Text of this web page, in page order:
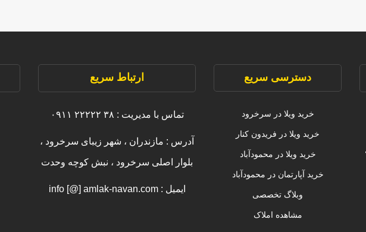
دسترسی سریع
خرید ویلا در سرخرود
خرید ویلا در فریدون کنار
خرید ویلا در محمودآباد
خرید آپارتمان در محمودآباد
وبلاگ تخصصی
مشاهده املاک
ارتباط سریع
تماس با مدیریت : ۳۸ ۲۲۲۲۲ ۰۹۱۱
آدرس : مازندران ، شهر زیبای سرخرود ،
بلوار اصلی سرخرود ، نبش کوچه وحدت
ایمیل : info [@] amlak-navan.com